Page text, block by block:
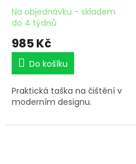
Na objednávku - skladem
do 4 týdnů
985 Kč
Do košíku
Praktická taška na čištění v
moderním designu.